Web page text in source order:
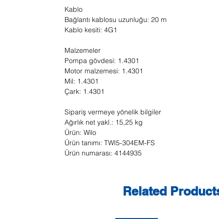
Kablo
Bağlantı kablosu uzunluğu: 20 m
Kablo kesiti: 4G1
Malzemeler
Pompa gövdesi: 1.4301
Motor malzemesi: 1.4301
Mil: 1.4301
Çark: 1.4301
Sipariş vermeye yönelik bilgiler
Ağırlık net yakl.: 15,25 kg
Ürün: Wilo
Ürün tanımı: TWI5-304EM-FS
Ürün numarası: 4144935
Related